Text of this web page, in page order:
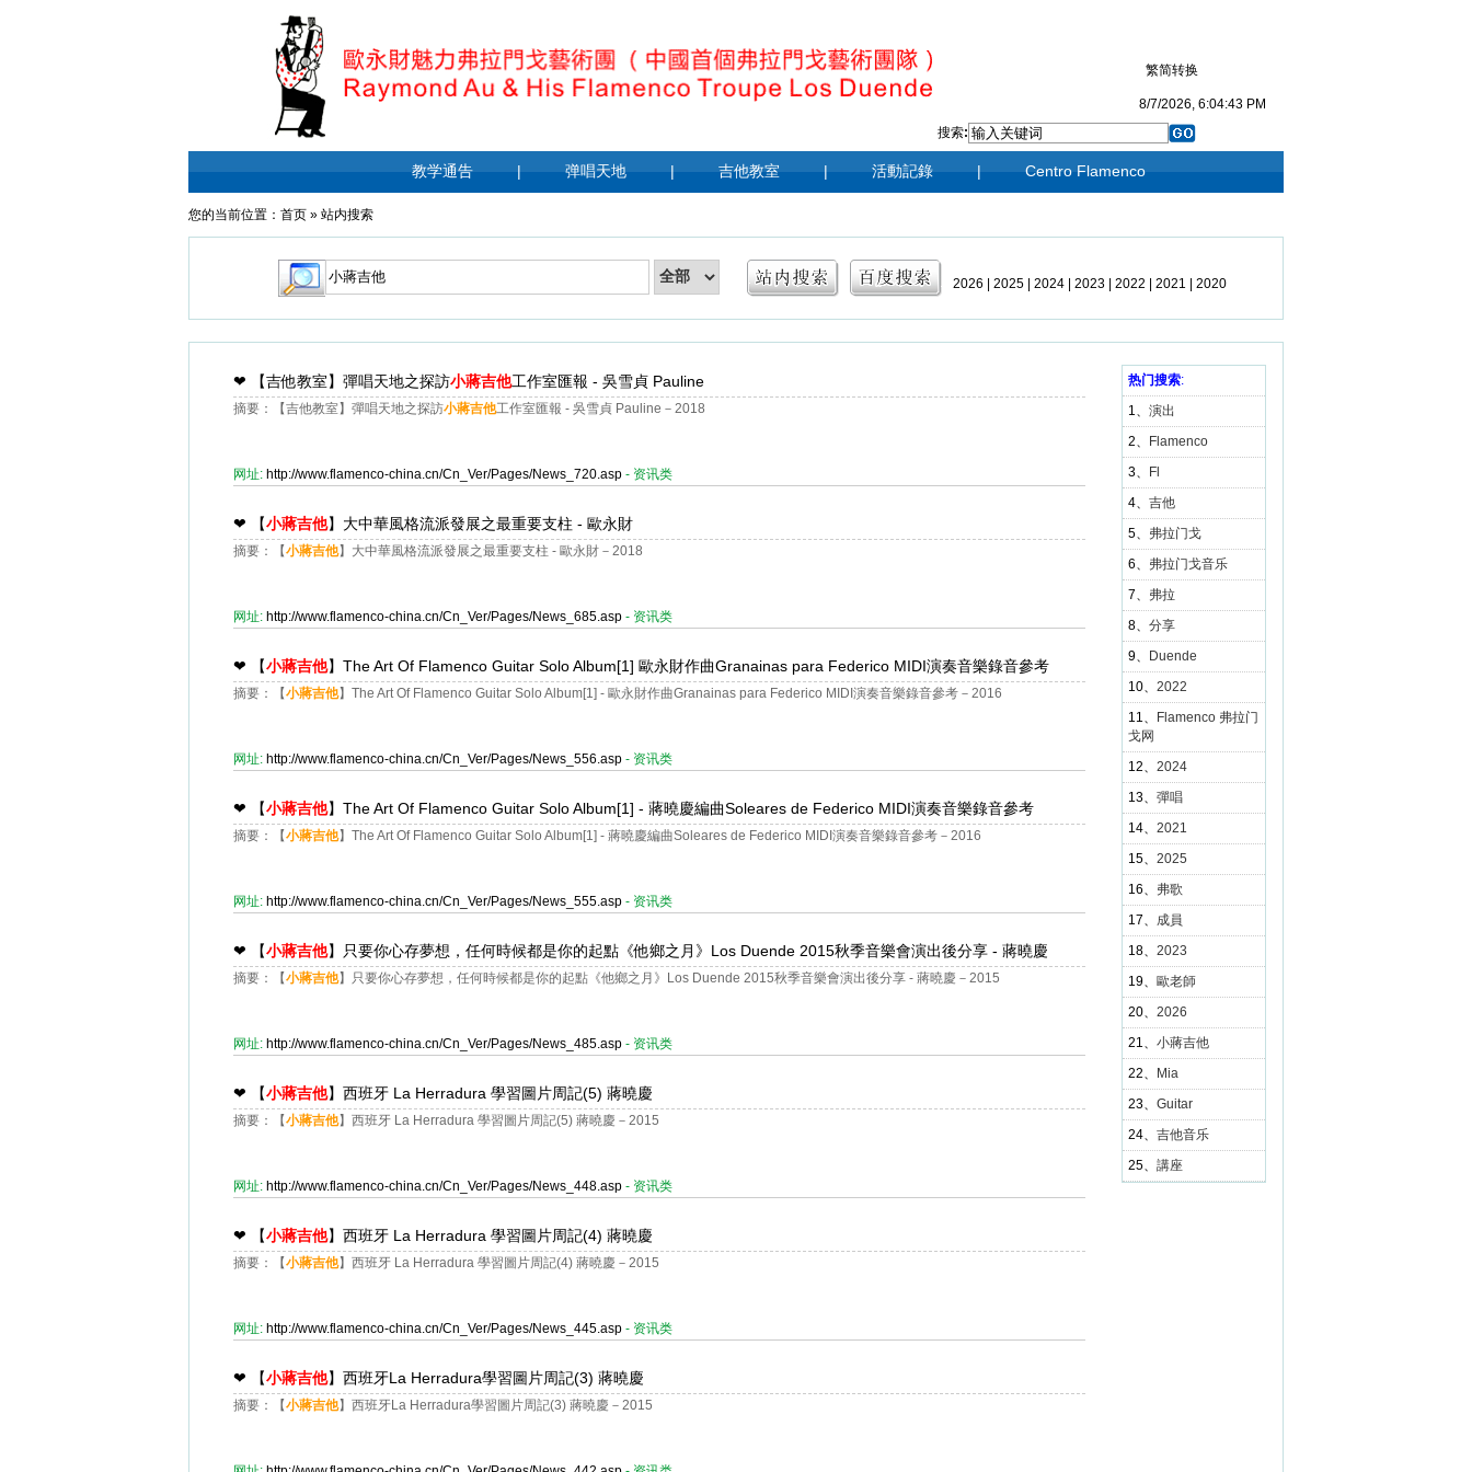
繁简转换
8/7/2026, 6:04:43 PM
搜索:
教学通告 | 弹唱天地 | 吉他教室 | 活動記錄 | Centro Flamenco
您的当前位置： 首页 » 站内搜索
2026 2025 2024 2023 2022 2021 2020
2009|2008
❤ 【吉他教室】彈唱天地之探訪小蔣吉他工作室匯報 - 吳雪貞 Pauline
摘要：【吉他教室】彈唱天地之探訪小蔣吉他工作室匯報 - 吳雪貞 Pauline－2018
网址: http://www.flamenco-china.cn/Cn_Ver/Pages/News_720.asp - 资讯类
❤ 【小蔣吉他】大中華風格流派發展之最重要支柱 - 歐永財
摘要：【小蔣吉他】大中華風格流派發展之最重要支柱 - 歐永財－2018
网址: http://www.flamenco-china.cn/Cn_Ver/Pages/News_685.asp - 资讯类
❤ 【小蔣吉他】The Art Of Flamenco Guitar Solo Album[1] 歐永財作曲Granainas para Federico MIDI演奏音樂錄音參考
摘要：【小蔣吉他】The Art Of Flamenco Guitar Solo Album[1] - 歐永財作曲Granainas para Federico MIDI演奏音樂錄音參考－2016
网址: http://www.flamenco-china.cn/Cn_Ver/Pages/News_556.asp - 资讯类
❤ 【小蔣吉他】The Art Of Flamenco Guitar Solo Album[1] - 蔣曉慶編曲Soleares de Federico MIDI演奏音樂錄音參考
摘要：【小蔣吉他】The Art Of Flamenco Guitar Solo Album[1] - 蔣曉慶編曲Soleares de Federico MIDI演奏音樂錄音參考－2016
网址: http://www.flamenco-china.cn/Cn_Ver/Pages/News_555.asp - 资讯类
❤ 【小蔣吉他】只要你心存夢想，任何時候都是你的起點《他鄉之月》Los Duende 2015秋季音樂會演出後分享 - 蔣曉慶
摘要：【小蔣吉他】只要你心存夢想，任何時候都是你的起點《他鄉之月》Los Duende 2015秋季音樂會演出後分享 - 蔣曉慶－2015
网址: http://www.flamenco-china.cn/Cn_Ver/Pages/News_485.asp - 资讯类
❤ 【小蔣吉他】西班牙 La Herradura 學習圖片周記(5) 蔣曉慶
摘要：【小蔣吉他】西班牙 La Herradura 學習圖片周記(5) 蔣曉慶－2015
网址: http://www.flamenco-china.cn/Cn_Ver/Pages/News_448.asp - 资讯类
❤ 【小蔣吉他】西班牙 La Herradura 學習圖片周記(4) 蔣曉慶
摘要：【小蔣吉他】西班牙 La Herradura 學習圖片周記(4) 蔣曉慶－2015
网址: http://www.flamenco-china.cn/Cn_Ver/Pages/News_445.asp - 资讯类
❤ 【小蔣吉他】西班牙La Herradura學習圖片周記(3) 蔣曉慶
摘要：【小蔣吉他】西班牙La Herradura學習圖片周記(3) 蔣曉慶－2015
热门搜索:
1、 演出
2、
Flamenco
3、
Fl
4、 吉他
5、 弗拉门戈
6、 弗拉门戈音乐
7、 弗拉
8、 分享
9、
Duende
10、 2022
11、
Flamenco 弗拉门
戈网
12、 2024
13、 彈唱
14、 2021
15、 2025
16、 弗歌
17、 成員
18、 2023
19、 歐老師
20、 2026
21、 小蔣吉他
22、
Mia
23、 Guitar
24、 吉他音乐
25、 講座